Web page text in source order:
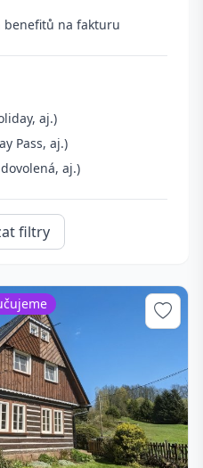
benefitů na fakturu
aj.)
Pass, aj.)
aj.)
filtry